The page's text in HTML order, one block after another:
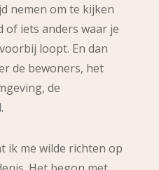
nemen om te kijken
of iets anders waar je
loopt. En dan
de bewoners, het
de
ik me wilde richten op